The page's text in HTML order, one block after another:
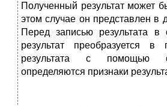
Полученный результат может
этом случае он представлен в
Перед записью результата в
результат преобразуется
результата с помощью
определяются признаки